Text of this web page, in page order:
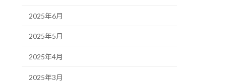
2025年6月
2025年5月
2025年4月
2025年3月